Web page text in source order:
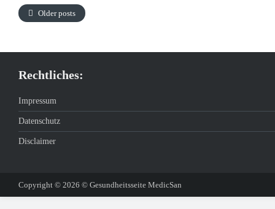
Older posts
Rechtliches:
Impressum
Datenschutz
Disclaimer
Copyright © 2026 © Gesundheitsseite MedicSan